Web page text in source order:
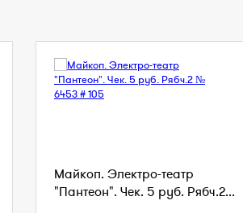
Майкоп. Электро-театр
"Пантеон". Чек. 5 руб. Рябч.2...